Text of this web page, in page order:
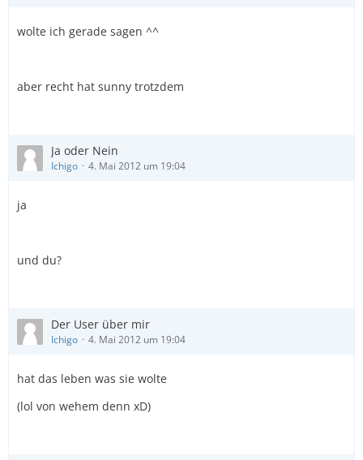
wolte ich gerade sagen ^^
aber recht hat sunny trotzdem
Ja oder Nein
Ichigo 4. Mai 2012 um 19:04
ja
und du?
Der User über mir
Ichigo 4. Mai 2012 um 19:04
hat das leben was sie wolte
(lol von wehem denn xD)